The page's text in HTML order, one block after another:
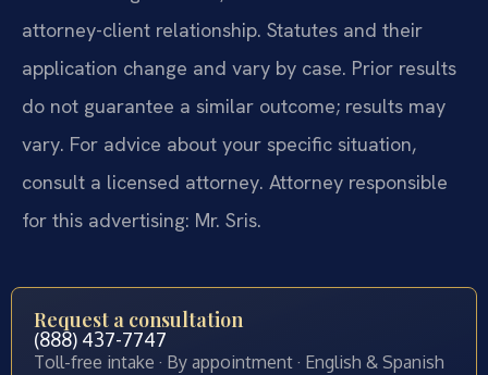
attorney-client relationship. Statutes and their
application change and vary by case. Prior results
do not guarantee a similar outcome; results may
vary. For advice about your specific situation,
consult a licensed attorney. Attorney responsible
for this advertising: Mr. Sris.
Request a consultation
(888) 437-7747
Toll-free intake · By appointment · English & Spanish